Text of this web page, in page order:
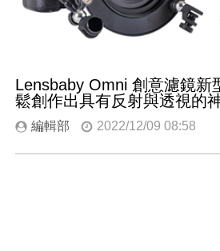
Lensbaby Omni 創意濾鏡新
鬆創作出具有反射與透視的
編輯部 2022/12/09 08:58